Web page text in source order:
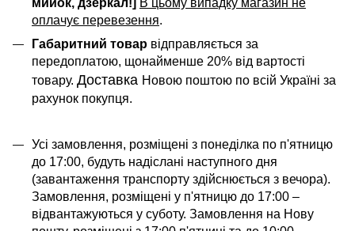
мийок, дзеркал!] В цьому випадку магазин не
оплачує перевезення.
Габаритний товар відправляється за
передоплатою, щонайменше 20% від вартості
товару. Доставка Новою поштою по всій Україні за
рахунок покупця.
Усі замовлення, розміщені з понеділка по п'ятницю
до 17:00, будуть надіслані наступного дня
(завантаження транспорту здійснюється з вечора).
Замовлення, розміщені у п'ятницю до 17:00 –
відвантажуються у суботу. Замовлення на Нову